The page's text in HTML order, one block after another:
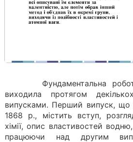
Фундаментальна
виходила протягом
випусками. Перший випуск, що
1868 р., містить вступ,
хімії, опис властивостей
працюючи над другим